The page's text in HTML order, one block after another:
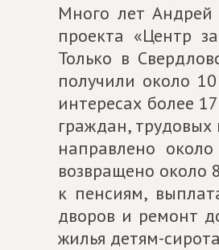
Много лет Андрей
проекта «Центр
Только в
получили около
интересах более
граждан,
направлено
возвращено
к пенсиям,
дворов и ремонт
жилья детям-